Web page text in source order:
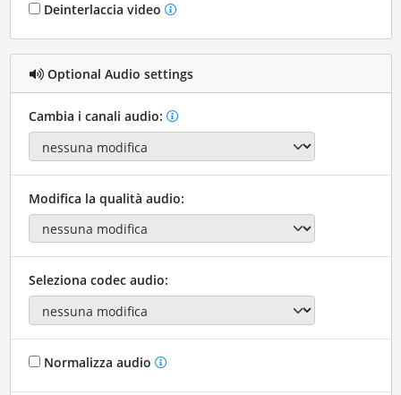
Deinterlaccia video
Optional Audio settings
Cambia i canali audio:
Modifica la qualità audio:
Seleziona codec audio:
Normalizza audio